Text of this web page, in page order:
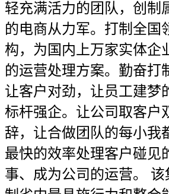
轻充满活力的团队，创制
的电商从力军。打制全国
构，为国内上万家实体企
的运营处理方案。勤奋打
让客户对劲，让员工建梦
标杆强企。让公司取客户
辞，让合做团队的每小我
最快的效率处理客户碰见
事、成为公司的运营。